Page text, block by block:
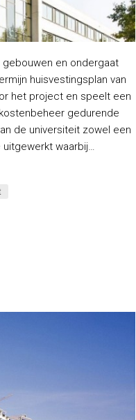
gebouwen en ondergaat
huisvestingsplan van
het project en speelt een
gedurende
de universiteit zowel een
waarbij…